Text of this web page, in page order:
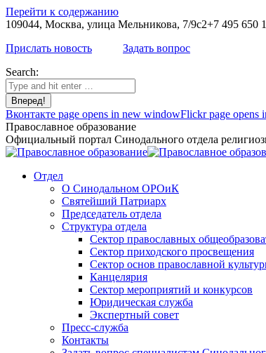
Перейти к содержанию
109044, Москва, улица Мельникова, 7/9с2+7 495 650
Прислать новость
Задать вопрос
Search:
Вконтакте page opens in new windowFlickr page opens
Православное образование
Официальный портал Синодального отдела
Отдел
О Синодальном ОРОиК
Святейший Патриарх
Председатель отдела
Структура отдела
Сектор православных
Сектор приходского просвещения
Сектор основ православной
Канцелярия
Сектор мероприятий и конкурсов
Юридическая служба
Экспертный совет
Пресс-служба
Контакты